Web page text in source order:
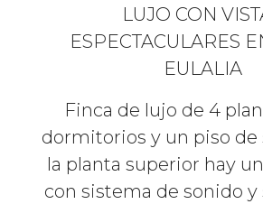
LUJO CON
ESPECTACULARES
EULALIA
Finca de lujo de 4
dormitorios y un piso de
la planta superior hay
con sistema de sonido y